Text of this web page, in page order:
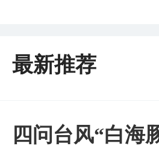
最新推荐
四问台风“白海